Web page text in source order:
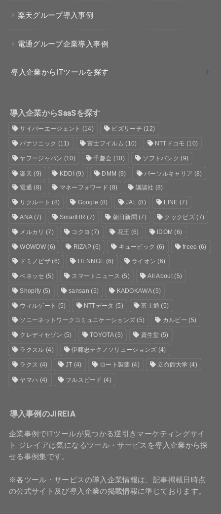
楽天グループ導入事例
電通グループ企業導入事例
導入企業からITツールを探す
導入企業からSaaSを探す
サイバーエージェント (14) ビズリーチ (12)
パナソニック (11) 富士フイルム (10) NTTドコモ (10)
ヤフージャパン (10) 千趣会 (10) ソフトバンク (9)
楽天 (9) KDDI(9) DMM (9) パーソルキャリア (8)
電通 (8) マネーフォワード (8) 講談社 (8)
リクルート (8) Google (8) JAL(8) LINE (7)
ANA(7) SmartHR (7) 朝日新聞 (7) クックビズ(7)
メルカリ (7) コクヨ (7) 花王 (6) IDOM (6)
WOWOW(6) RIZAP (6) キュービック (6) freee (6)
ドミノピザ(6) HENNGE (6) ライオン (6)
ベネッセ (5) スマートニュース (5) All About(5)
Shopify (5) sansan (5) KADOKAWA(5)
ウィルゲート (5) NTTデータ (5) 富士通 (5)
ソニーネットワークコミュニケーションズ (5) カルビー (5)
クレディセゾン (5) TOYOTA(5) 資生堂 (5)
ラクスル (4) 伊藤忠テクノソリューションズ (4)
ラクス (4) JT (4) ロート製薬 (4) 立命館大学 (4)
ヤマハ (4) フルスピード (4)
導入事例のJIREIA
企業事例でITツールが見つかる逆引きマーケティングサイ
ト ジレイアは気になるツール・サービスを導入企業から探
せる事例集です。
※各ツール・サービスの導入企業情報は、記事掲載日時点
の公式サイト及び導入企業の掲載情報に準じております。